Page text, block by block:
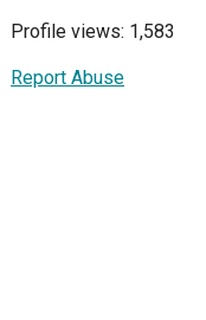
Profile views: 1,583
Report Abuse